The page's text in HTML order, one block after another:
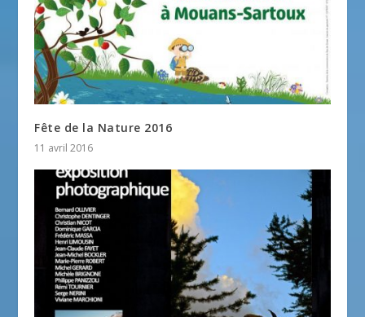
Fête de la Nature 2016
11 avril 2016